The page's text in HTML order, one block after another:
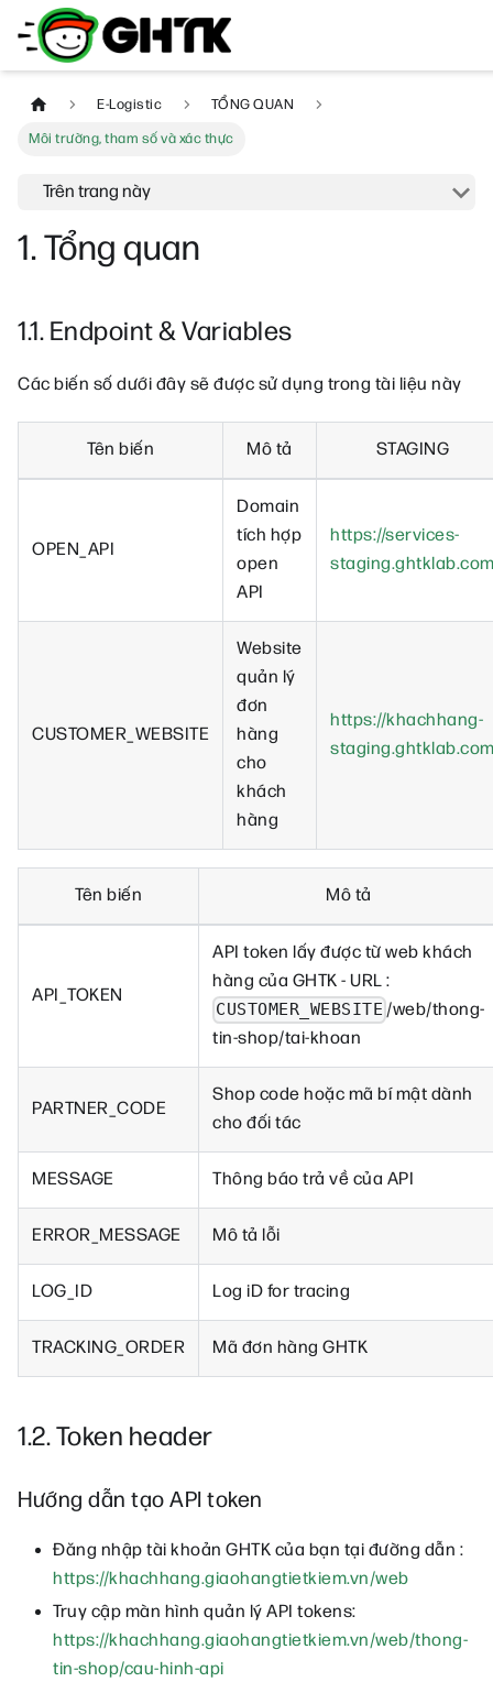
E-Logistic
TỔNG QUAN
Môi trường, tham số và xác thực
Trên trang này
1. Tổng quan
1.1. Endpoint & Variables
Các biến số dưới đây sẽ được sử dụng trong tài liệu này
Tên biến Mô tả STAGING
OPEN_API
Domain
tích hợp
open
API
https://services-
CUSTOMER_WEBSITE
Website
quản lý
đơn
hàng
cho
khách
hàng
https://khachhang-
Tên biến Mô tả
API_TOKEN
API token lấy được từ web khách
hàng của GHTK - URL :
CUSTOMER_WEBSITE /web/thong-
tin-shop/tai-khoan
PARTNER_CODE
Shop code hoặc mã bí mật dành
cho đối tác
MESSAGE Thông báo trả về của API
ERROR_MESSAGE Mô tả lỗi
LOG_ID Log iD for tracing
TRACKING_ORDER Mã đơn hàng GHTK
1.2. Token header
Hướng dẫn tạo API token
Đăng nhập tài khoản GHTK của bạn tại đường dẫn :
https://khachhang.giaohangtietkiem.vn/web
Truy cập màn hình quản lý API tokens:
https://khachhang.giaohangtietkiem.vn/web/thong-
tin-shop/cau-hinh-api